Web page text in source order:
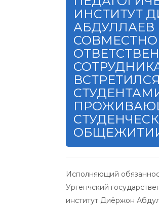
ИНСТИТУТ
АБДУЛЛАЕВ
СОВМЕСТНО
Исполняющий
Ургенчский
институт Диёржон